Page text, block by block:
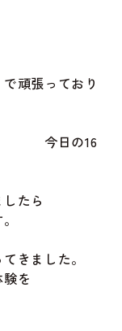
頑張っており
16
たら
きました。
を